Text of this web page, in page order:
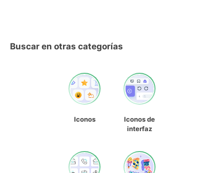
Buscar en otras categorías
Iconos
Iconos de
interfaz